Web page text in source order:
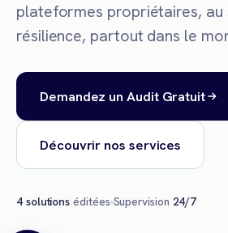
plateformes propriétaires,
résilience, partout dans le
Demandez un Audit Gratuit
Découvrir nos services
4 solutions éditées Supervision 24/7